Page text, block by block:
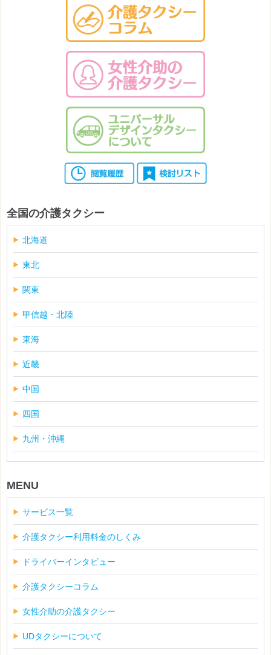
全国の介護タクシー
北海道
東北
関東
甲信越・北陸
東海
近畿
中国
四国
九州・沖縄
MENU
サービス一覧
介護タクシー利用料金のしくみ
ドライバーインタビュー
介護タクシーコラム
女性介助の介護タクシー
UDタクシーについて